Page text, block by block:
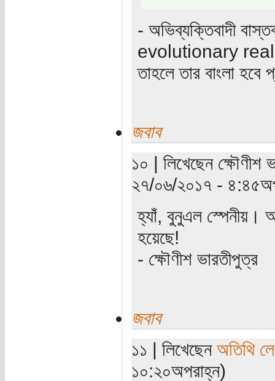
- অভিব্যক্তিবাদী
evolutionary
তাহলে তার বাংলা হবে
জবাব
১০ | লিখেছেন ক্ষৌণীশ
২৭/০৬/২০১৭ -
হ্যাঁ, বুনুএল স্পেনীয়।
হয়েছে!
- ক্ষৌণীশ ভারতীপুত্র
জবাব
১১ | লিখেছেন অতিথি
১০:২০অপরাহ্ন)